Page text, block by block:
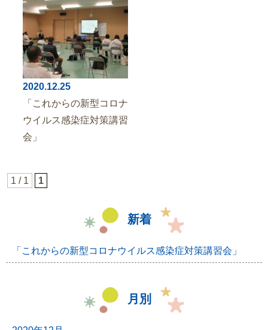
2020.12.25
「これからの新型コロナ
ウイルス感染症対策講習
会」
1 / 1 1
新着
「これからの新型コロナウイルス感染症対策講習会」
月別